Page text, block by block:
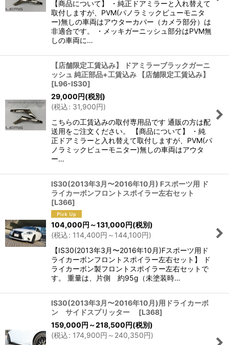
【商品について】 ・純正ドアミラーと入れ替えて
取付しますが、PVM(パノラミックビューモニタ
ー)無しの車両はアウターカバー（カメラ部分）は
非適合です。 ・メッキガーニッシュ部分はPVM無
しの車両に…
【店舗限定工賃込み】 ドアミラーブラックガーニ
ッシュ 純正部品+工賃込み 【店舗限定工賃込み】
[L96-IS30]
29,000円(税別)
(税込: 31,900円)
こちらの工賃込みの取付専用品です 通販の方は配
送用をご注文ください。 【商品について】 ・純
正ドアミラーと入れ替えて取付しますが、PVM(パ
ノラミックビューモニター)無しの車両はアウタ
ー…
IS30(2013年3月〜2016年10月) Fスポーツ用 ド
ライカーボンフロントスポイラー左右セット
[L366]
104,000円 ～131,000円(税別)
(税込: 114,400円 ～144,100円)
【IS30(2013年3月〜2016年10月)Fスポーツ用ド
ライカーボンフロントスポイラー左右セット】 ド
ライカーボン製フロントスポイラー左右セットで
す。 重量は、片側 約95g（未塗装時…
IS30(2013年3月〜2016年10月)用ドライカーボ
ン サイドスプリッター
[L368]
159,000円 ～218,500円(税別)
(税込: 174,900円 ～240,350円)